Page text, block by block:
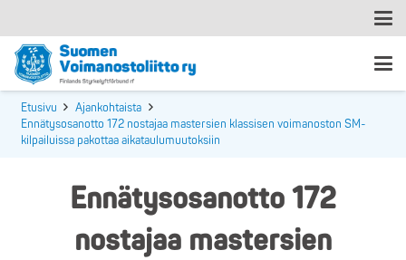
Etusivu
Ajankohtaista
Ennätysosanotto 172 nostajaa mastersien klassisen voimanoston SM-
kilpailuissa pakottaa aikataulumuutoksiin
Ennätysosanotto 172
nostajaa mastersien